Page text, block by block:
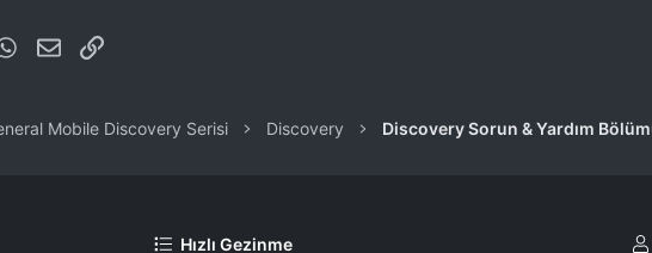
WhatsApp
E-postaLink
Mobile Discovery Serisi Discovery Discovery Sorun & Yardım
Hızlı Gezinme